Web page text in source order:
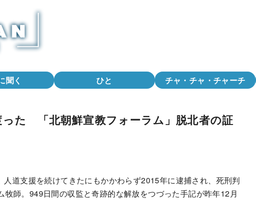
聞く ひと チャ・チャ・チャーチ
た 「北朝鮮宣教フォーラム」脱北者の証
道支援を続けてきたにもかかわらず2015年に逮捕され、死刑判
師。949日間の収監と奇跡的な解放をつづった手記が昨年12月